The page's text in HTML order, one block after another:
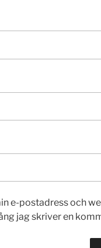
e-postadress och
jag skriver en